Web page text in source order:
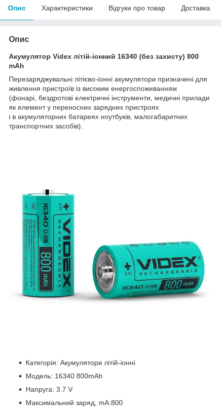
Опис Характеристики Відгуки про товар Доставка
Опис
Акумулятор Videx літій-іонний 16340 (без захисту) 800
mAh
Перезаряджувальні літієво-іонні акумулятори призначені для
живлення пристроїв із високим енергоспоживанням
(фонарі, бездротові електричні інструменти, медичні прилади
як елемент у переносних зарядних пристроях
і в акумуляторних батареях ноутбуків, малогабаритних
транспортних засобів).
Категорія: Акумулятори літій-іонні
Модель: 16340 800mAh
Напруга: 3.7 V
Максимальний заряд, mA:800